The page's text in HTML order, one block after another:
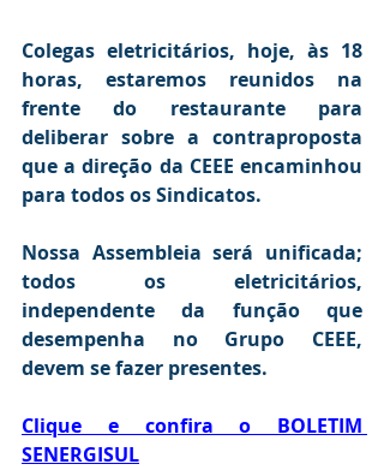
Colegas eletricitários, hoje, às 18
horas, estaremos reunidos na
frente do restaurante para
deliberar sobre a contraproposta
que a direção da CEEE encaminhou
para todos os Sindicatos.
Nossa Assembleia será unificada;
todos os eletricitários,
independente da função que
desempenha no Grupo CEEE,
devem se fazer presentes.
Clique e confira o BOLETIM
SENERGISUL